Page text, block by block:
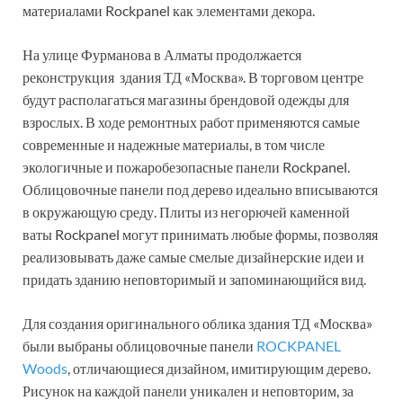
материалами Rockpanel как элементами декора.
На улице Фурманова в Алматы продолжается
реконструкция здания ТД «Москва». В торговом центре
будут располагаться магазины брендовой одежды для
взрослых. В ходе ремонтных работ применяются самые
современные и надежные материалы, в том числе
экологичные и пожаробезопасные панели Rockpanel.
Облицовочные панели под дерево идеально вписываются
в окружающую среду. Плиты из негорючей каменной
ваты Rockpanel могут принимать любые формы, позволяя
реализовывать даже самые смелые дизайнерские идеи и
придать зданию неповторимый и запоминающийся вид.
Для создания оригинального облика здания ТД «Москва»
были выбраны облицовочные панели ROCKPANEL
Woods, отличающиеся дизайном, имитирующим дерево.
Рисунок на каждой панели уникален и неповторим, за